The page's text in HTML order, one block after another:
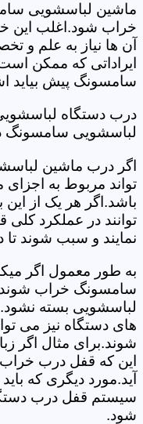
ماشین لباسشویی
خراب شود.اغلب این
آن ها نیاز به علم و
ایراداتی که ممکن
سامسونگ پیش بیاید
درب دستگاه
لباسشویی سامسونگ
اگر درب ماشین
تواند مربوط به
باشد.اگر هر یک از
توانند در عملکرد
نمایند و سبب شوند
به طور معمول اگر
سامسونگ خراب
لباسشویی بسته
های دستگاه نیز می
شوند.برای مثال اگر
این که قفل درب
آید.مورد دیگری که
سیستم قفل درب
شود.